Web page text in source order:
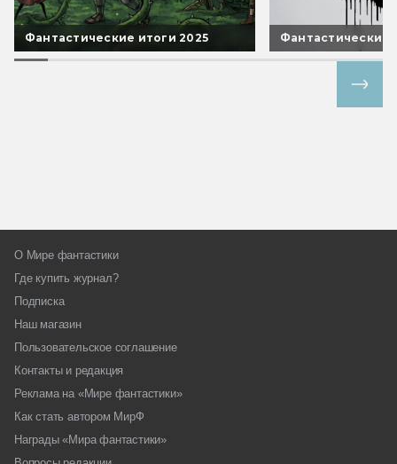
Фантастические итоги 2025 Фантастические
О Мире фантастики
Где купить журнал?
Подписка
Наш магазин
Пользовательское соглашение
Контакты и редакция
Реклама на «Мире фантастики»
Как стать автором МирФ
Награды «Мира фантастики»